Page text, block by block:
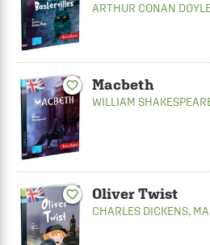
ARTHUR CONAN
favorite_border Macbeth
WILLIAM
favorite_border Oliver Twist
CHARLES DICKENS,